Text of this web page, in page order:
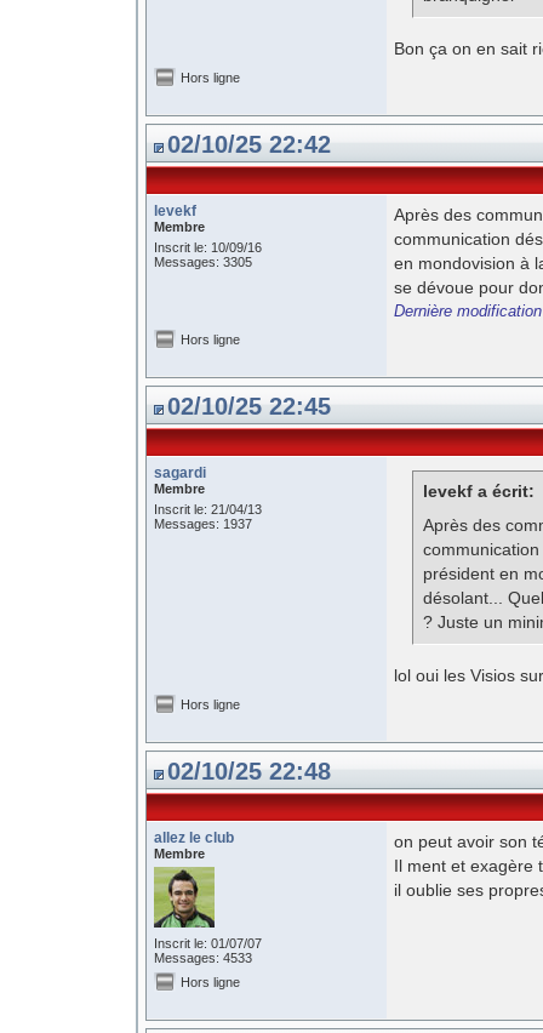
Bon ça on en sait
Hors ligne
02/10/25 22:42
levekf
Membre
Inscrit le: 10/09/16
Messages: 3305
Après des
communication
en mondovision à
se dévoue pour
Dernière
Hors ligne
02/10/25 22:45
sagardi
Membre
Inscrit le: 21/04/13
Messages: 1937
levekf a écrit:
Après des
président en
désolant...
? Juste un
lol oui les Visios
Hors ligne
02/10/25 22:48
allez le club
Membre
Inscrit le: 01/07/07
Messages: 4533
on peut avoir son
Il ment et exagère
il oublie ses
Hors ligne